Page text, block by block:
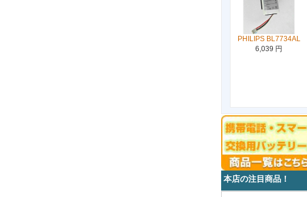
PHILIPS BL7734AL
6,039 円
本店の注目商品！